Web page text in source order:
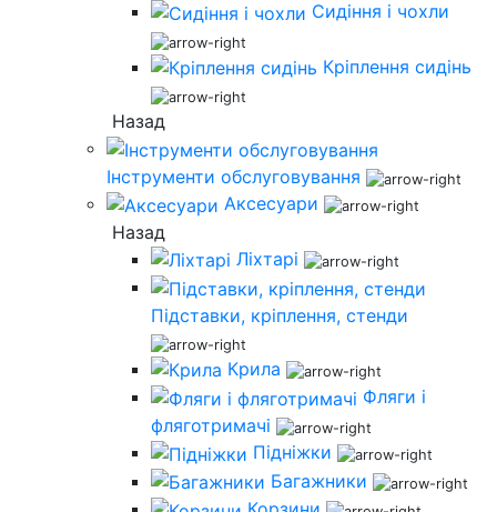
Сидіння і чохли
Кріплення сидінь
Назад
Інструменти обслуговування
Аксесуари
Назад
Ліхтарі
Підставки, кріплення, стенди
Крила
Фляги і
фляготримачі
Підніжки
Багажники